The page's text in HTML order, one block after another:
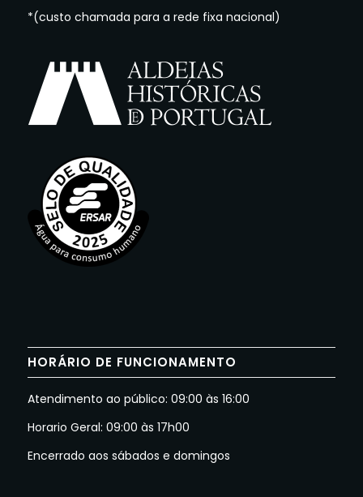
*(custo chamada para a rede fixa nacional)
HORÁRIO DE FUNCIONAMENTO
Atendimento ao público: 09:00 às 16:00
Horario Geral: 09:00 às 17h00
Encerrado aos sábados e domingos